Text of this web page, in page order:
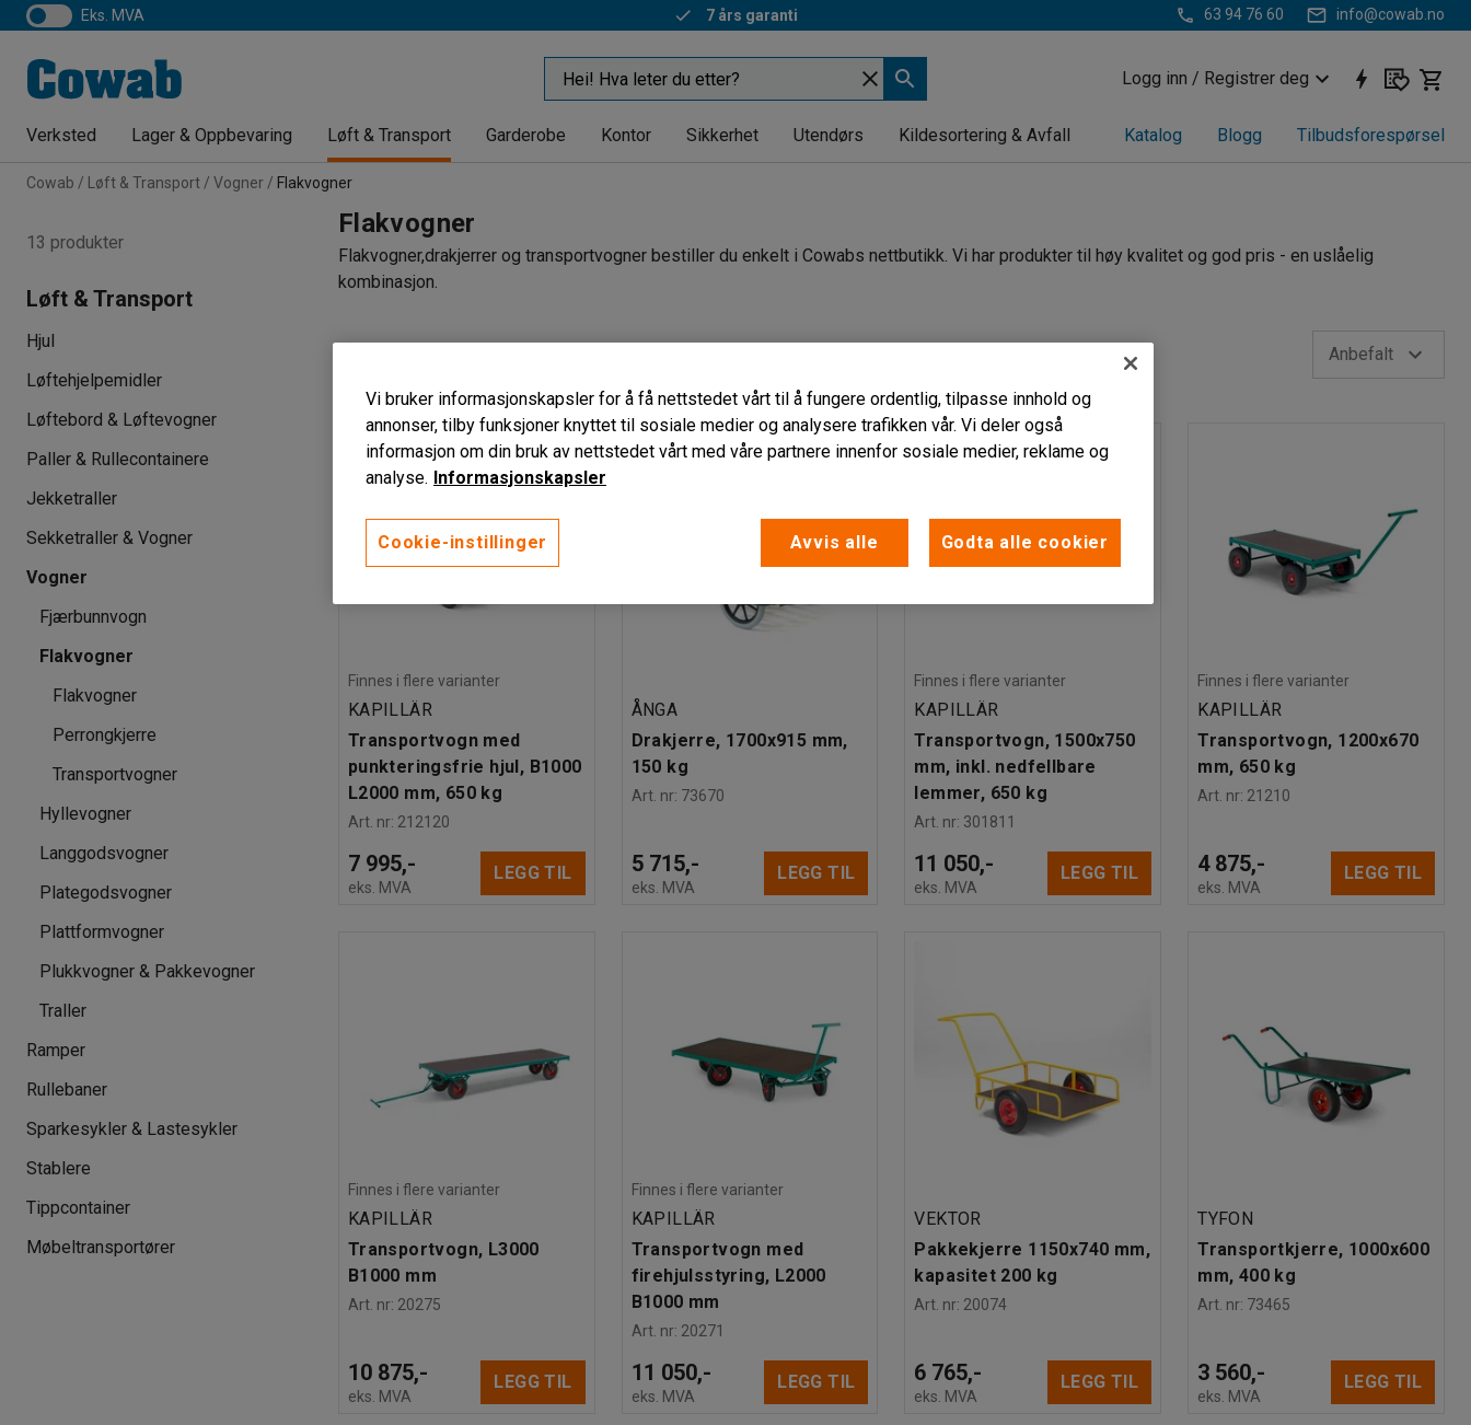
eks. MVA 7 års garanti 63 94 76 60 info@cowab.no
Logg inn / Registrer deg
Verksted Lager & Oppbevaring Løft & Transport Garderobe Kontor Sikkerhet Utendørs Kildesortering & Avfall Katalog Blogg Tilbudsforespørsel
Cowab Løft & Transport Vogner Flakvogner
Flakvogner
Flakvogner,drakjerrer og transportvogner bestiller du enkelt i Cowabs nettbutikk. Vi har produkter til høy kvalitet og god pris - en uslåelig
kombinasjon.
Anbefalt
Finnes i flere varianter
KAPILLÄR
Transportvogn med
punkteringsfrie hjul, B1000
L2000 mm, 650 kg
Art. nr: 212120
7 995,-
eks. MVA
LEGG TIL
ÅNGA
Drakjerre, 1700x915 mm,
150 kg
Art. nr: 73670
5 715,-
eks. MVA
LEGG TIL
Finnes i flere varianter
KAPILLÄR
Transportvogn, 1500x750
mm, inkl. nedfellbare
lemmer, 650 kg
Art. nr: 301811
11 050,-
eks. MVA
LEGG TIL
Finnes i flere varianter
KAPILLÄR
Transportvogn, 1200x670
mm, 650 kg
Art. nr: 21210
4 875,-
eks. MVA
LEGG TIL
Finnes i flere varianter
KAPILLÄR
Transportvogn, L3000
B1000 mm
Art. nr: 20275
10 875,-
eks. MVA
LEGG TIL
Finnes i flere varianter
KAPILLÄR
Transportvogn med
firehjulsstyring, L2000
B1000 mm
Art. nr: 20271
11 050,-
eks. MVA
LEGG TIL
VEKTOR
Pakkekjerre 1150x740 mm,
kapasitet 200 kg
Art. nr: 20074
6 765,-
eks. MVA
LEGG TIL
TYFON
Transportkjerre, 1000x600
mm, 400 kg
Art. nr: 73465
3 560,-
eks. MVA
LEGG TIL
13 produkter
Løft & Transport
Hjul
Løftehjelpemidler
Løftebord & Løftevogner
Paller & Rullecontainere
Jekketraller
Sekketraller & Vogner
Vogner
Fjærbunnvogn
Flakvogner
Flakvogner
Perrongkjerre
Transportvogner
Hyllevogner
Langgodsvogner
Plategodsvogner
Plattformvogner
Plukkvogner & Pakkevogner
Traller
Ramper
Rullebaner
Sparkesykler & Lastesykler
Stablere
Tippcontainer
Møbeltransportører
Vi bruker informasjonskapsler for å få nettstedet vårt til å fungere ordentlig, tilpasse innhold og
annonser, tilby funksjoner knyttet til sosiale medier og analysere trafikken vår. Vi deler også
informasjon om din bruk av nettstedet vårt med våre partnere innenfor sosiale medier, reklame og
analyse. Informasjonskapsler
Cookie-instillinger Avvis alle Godta alle cookier